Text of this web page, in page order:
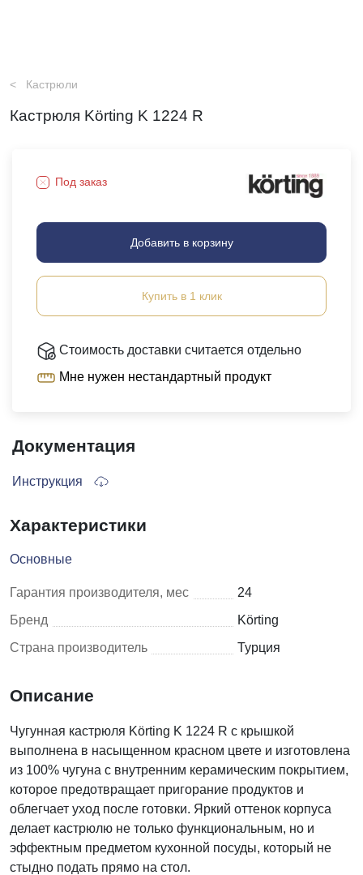
Кастрюли
Кастрюля Körting K 1224 R
Документация
Инструкция
Под заказ
Добавить в корзину
Купить в 1 клик
Стоимость доставки считается отдельно
Мне нужен нестандартный продукт
Характеристики
Основные
Гарантия производителя, мес
24
Бренд
Körting
Страна производитель
Турция
Описание
Чугунная кастрюля Körting K 1224 R с крышкой
выполнена в насыщенном красном цвете и изготовлена
из 100% чугуна с внутренним керамическим покрытием,
которое предотвращает пригорание продуктов и
облегчает уход после готовки. Яркий оттенок корпуса
делает кастрюлю не только функциональным, но и
эффектным предметом кухонной посуды, который не
стыдно подать прямо на стол.